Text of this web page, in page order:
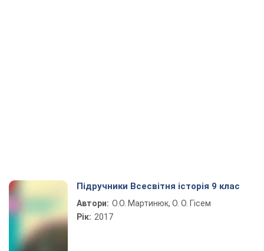
Підручники Всесвітня історія 9 клас
Автори: О.О. Мартинюк, О. О. Гісем
Рік: 2017